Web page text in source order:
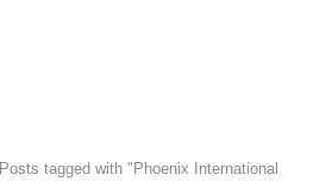
Posts tagged with "Phoenix International